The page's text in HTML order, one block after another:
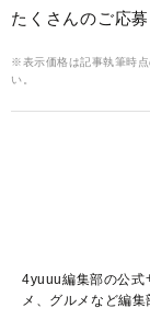
たくさんのご応
※表示価格は記事執筆時点
い。
4yuuu編集部の公式
メ、グルメなど編